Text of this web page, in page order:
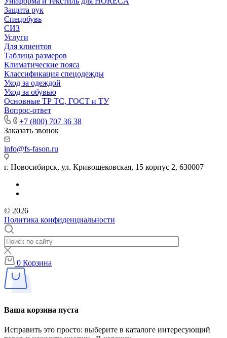
Защита рук
Спецобувь
СИЗ
Услуги
Для клиентов
Таблица размеров
Климатические пояса
Классификация спецодежды
Уход за одеждой
Уход за обувью
Основные ТР ТС, ГОСТ и ТУ
Вопрос-ответ
+7 (800) 707 36 38
Заказать звонок
info@fs-fason.ru
г. Новосибирск, ул. Кривощековская, 15 корпус 2, 630007
© 2026
Политика конфиденциальности
0 Корзина
Ваша корзина пуста
Исправить это просто: выберите в каталоге интересующий